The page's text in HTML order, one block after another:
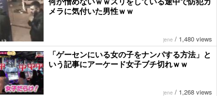
メラに気付いた男性ｗｗ
jene / 1,480 views
「ゲーセンにいる女の子をナンパする方法」と
いう記事にアーケード女子ブチ切れｗｗ
jene / 1,268 views